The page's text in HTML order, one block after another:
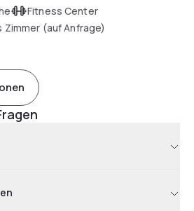
Fitness Center
(auf Anfrage)